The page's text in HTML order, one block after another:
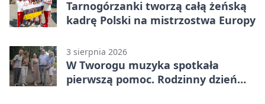
Tarnogórzanki tworzą całą żeńską
kadrę Polski na mistrzostwa Europy
3 sierpnia 2026
W Tworogu muzyka spotkała
pierwszą pomoc. Rodzinny dzień